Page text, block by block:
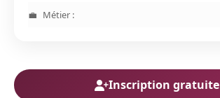
Métier :
Inscription gratuite